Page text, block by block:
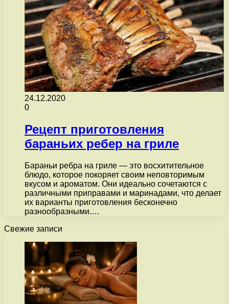
24.12.2020
0
Рецепт приготовления
бараньих ребер на гриле
Бараньи ребра на гриле — это восхитительное
блюдо, которое покоряет своим неповторимым
вкусом и ароматом. Они идеально сочетаются с
различными приправами и маринадами, что делает
их варианты приготовления бесконечно
разнообразными.…
Свежие записи